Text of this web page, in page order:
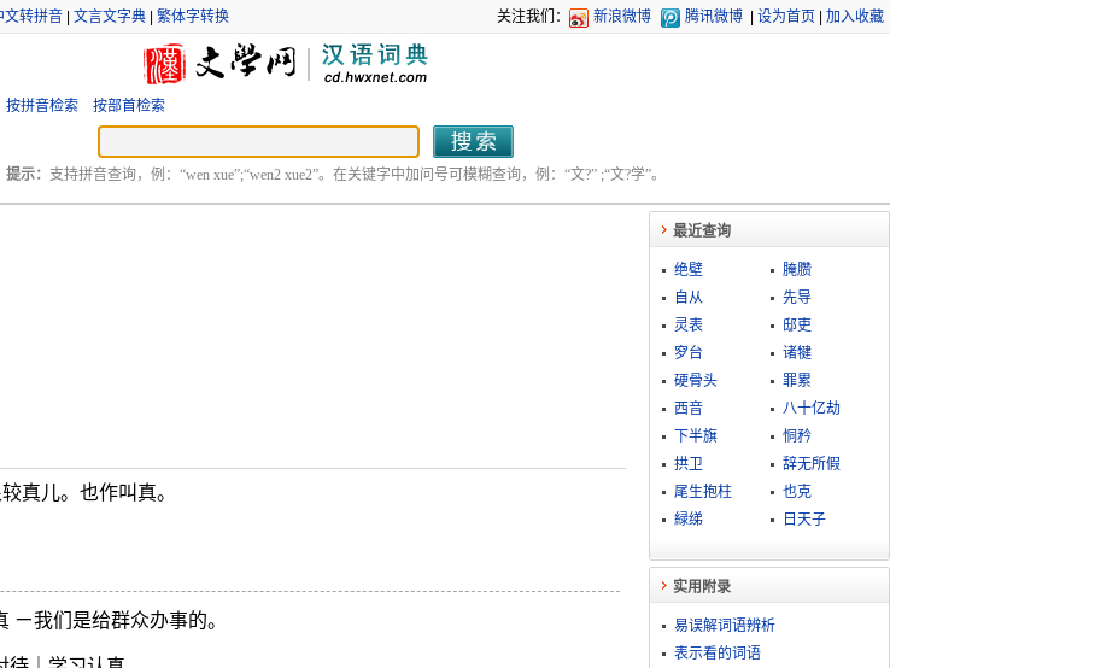
文转拼音| 文言文字典| 繁体字转换 关注我们： 新浪微博 腾讯微博 设为首页 加入收藏
按拼音检索 按部首检索
提示： 支持拼音查询，例：“wen xue”;“wen2 xue2”。在关键字中加问号可模糊查询，例：“文?” ;“文?学”。
真儿。也作叫真。
ㄧ我们是给群众办事的。
最近查询
绝壁
腌臜
自从
先导
灵表
邸吏
穸台
诸犍
硬骨头
罪累
西音
八十亿劫
下半旗
恫矜
拱卫
辞无所假
尾生抱柱
也克
緑绨
日天子
实用附录
易误解词语辨析
表示看的词语